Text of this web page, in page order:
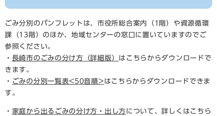
ごみ分別のパンフレットは、市役所総合案内（1階）や資源循環
課（13階）のほか、地域センターの窓口に置いていますのでご
参照ください。
・ 長崎市のごみの分け方（詳細版） はこちらからダウンロードで
きます。
・ ごみの分別一覧表<50音順>はこちらからダウンロードできま
す。
・ 家庭から出るごみの分け方・出し方について、詳しくはこちら